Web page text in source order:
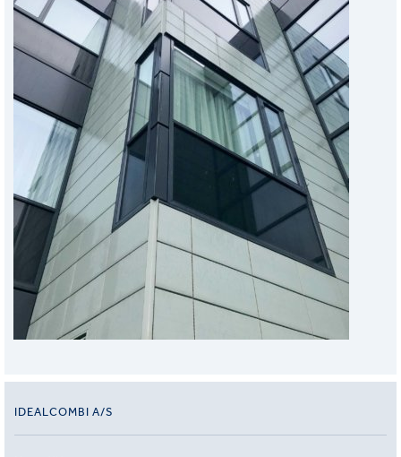
IDEALCOMBI A/S